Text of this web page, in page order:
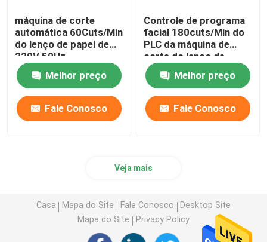
máquina de corte
automática 60Cuts/Min
do lenço de papel de
220V 50Hz
Melhor preço
Fale Conosco
Controle de programa
facial 180cuts/Min do
PLC da máquina de
corte do lenço de
papel
Melhor preço
Fale Conosco
Veja mais
Casa Mapa do Site Fale Conosco
Desktop Site
Mapa do Site
Privacy Policy